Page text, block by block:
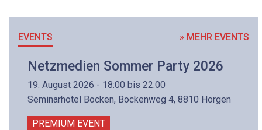
EVENTS » MEHR EVENTS
Netzmedien Sommer Party 2026
19. August 2026 - 18:00 bis 22:00
Seminarhotel Bocken, Bockenweg 4, 8810 Horgen
PREMIUM EVENT